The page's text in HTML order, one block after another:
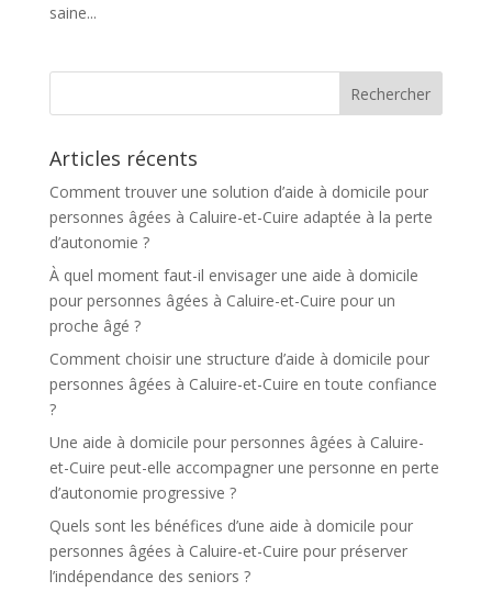
saine...
Articles récents
Comment trouver une solution d’aide à domicile pour
personnes âgées à Caluire-et-Cuire adaptée à la perte
d’autonomie ?
À quel moment faut-il envisager une aide à domicile
pour personnes âgées à Caluire-et-Cuire pour un
proche âgé ?
Comment choisir une structure d’aide à domicile pour
personnes âgées à Caluire-et-Cuire en toute confiance
?
Une aide à domicile pour personnes âgées à Caluire-
et-Cuire peut-elle accompagner une personne en perte
d’autonomie progressive ?
Quels sont les bénéfices d’une aide à domicile pour
personnes âgées à Caluire-et-Cuire pour préserver
l’indépendance des seniors ?